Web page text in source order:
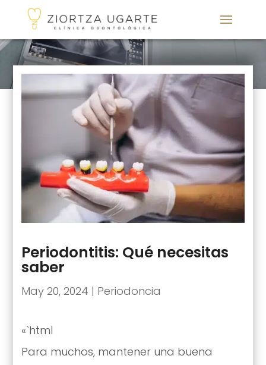
Periodontitis: Qué necesitas
saber
May 20, 2024 | Periodoncia
«`html
Para muchos, mantener una buena